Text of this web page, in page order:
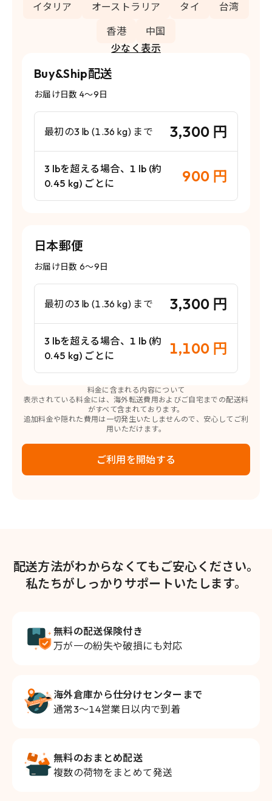
イタリア
オーストラリア タイ
台湾
香港
中国
少なく表示
Buy&Ship配送
お届け日数 4〜9日
最初の3 lb (1.36 kg) まで 3,300 円
3 lbを超える場合、1 lb (約
0.45 kg) ごとに
900 円
日本郵便
お届け日数 6〜9日
最初の3 lb (1.36 kg) まで 3,300 円
3 lbを超える場合、1 lb (約
0.45 kg) ごとに
1,100 円
料金に含まれる内容について
表示されている料金には、海外転送費用およびご自宅までの配送料
がすべて含まれております。
追加料金や隠れた費用は一切発生いたしませんので、安心してご利
用いただけます。
ご利用を開始する
配送方法がわからなくてもご安心ください。
私たちがしっかりサポートいたします。
無料の配送保険付き
万が一の紛失や破損にも対応
海外倉庫から仕分けセンターまで
通常3～14営業日以内で到着
無料のおまとめ配送
複数の荷物をまとめて発送